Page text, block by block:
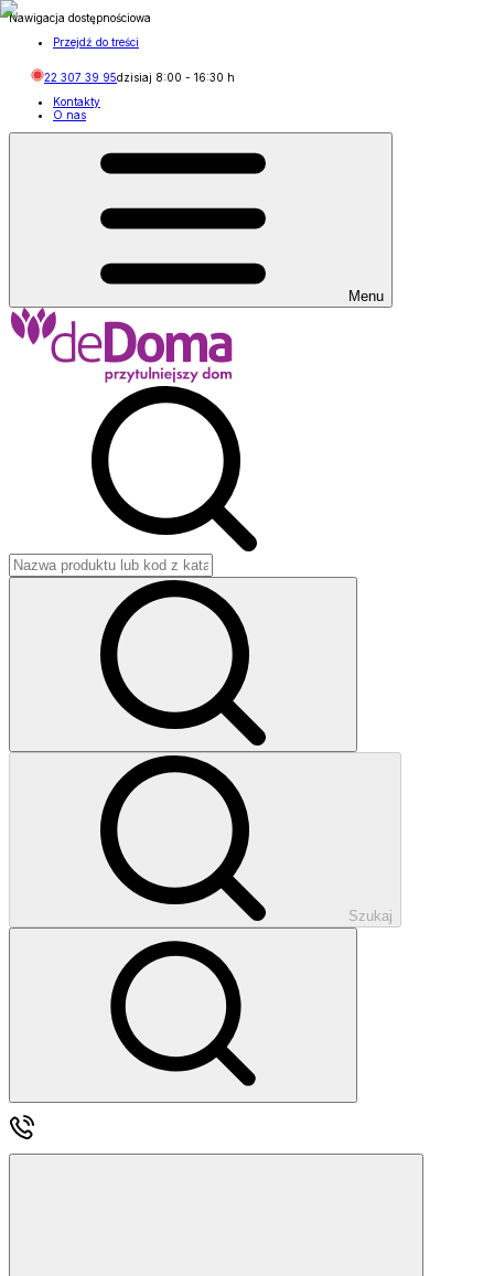
Nawigacja dostępnościowa
Przejdź do treści
22 307 39 95dzisiaj 8:00 - 16:30 h
Kontakty
O nas
Menu
Szukaj